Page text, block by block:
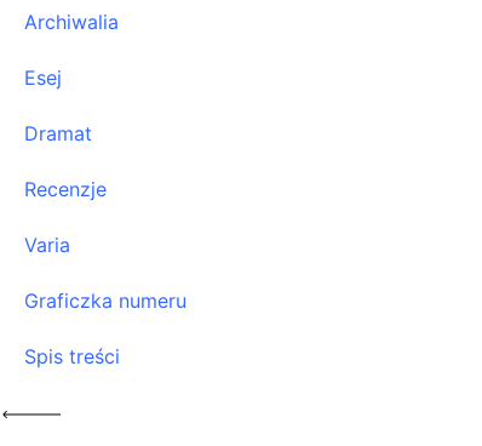
Archiwalia
Esej
Dramat
Recenzje
Varia
Graficzka numeru
Spis treści